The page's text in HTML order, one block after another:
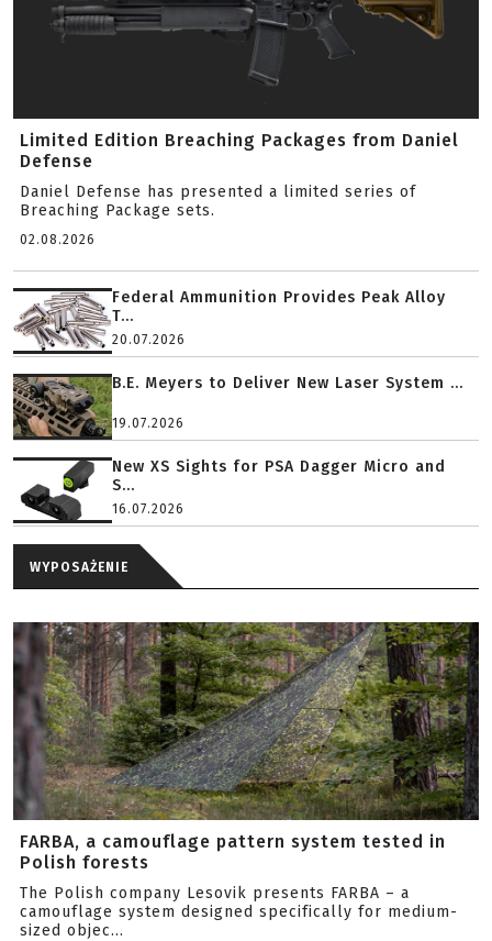
Limited Edition Breaching Packages from Daniel
Defense
Daniel Defense has presented a limited series of
Breaching Package sets.
02.08.2026
Federal Ammunition Provides Peak Alloy
T...
20.07.2026
B.E. Meyers to Deliver New Laser System ...
19.07.2026
New XS Sights for PSA Dagger Micro and
S...
16.07.2026
WYPOSAŻENIE
FARBA, a camouflage pattern system tested in
Polish forests
The Polish company Lesovik presents FARBA – a
camouflage system designed specifically for medium-
sized objec...